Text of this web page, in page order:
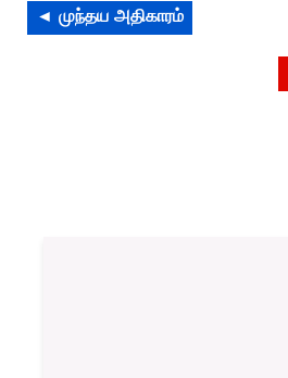
◄ முந்தய அதிகாரம்